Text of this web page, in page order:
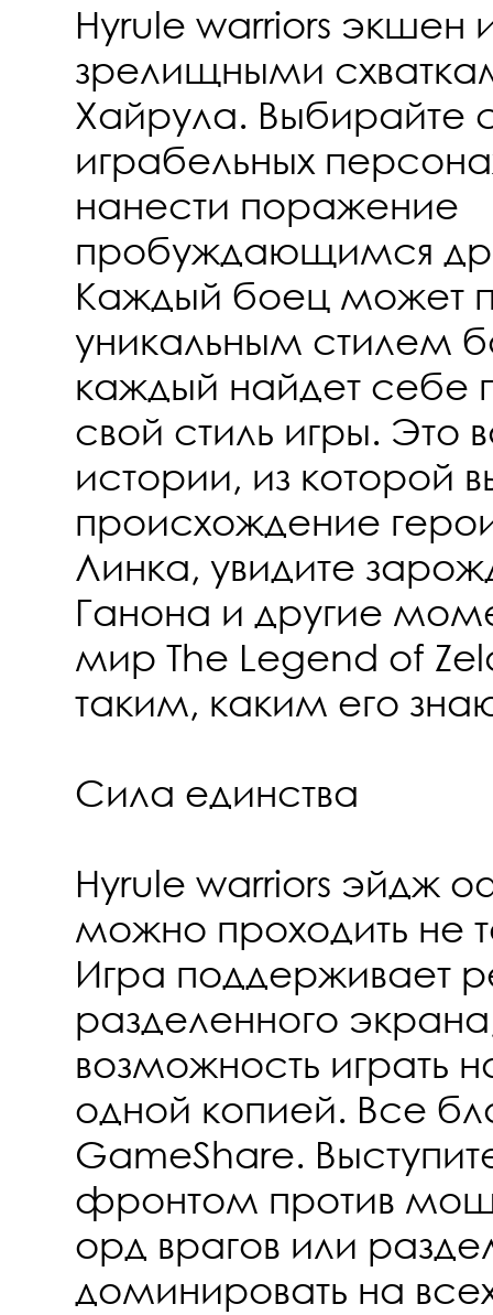
Hyrule warriors экшен
зрелищными
Хайрула. Выбирайте
играбельных
нанести поражение
пробуждающимся
Каждый боец может
уникальным стилем
каждый найдет себе
свой стиль игры. Это
истории, из которой
происхождение
Линка, увидите
Ганона и другие
мир The Legend of
таким, каким его
Сила единства
Hyrule warriors эйдж
можно проходить не
Игра поддерживает
разделенного
возможность играть
одной копией. Все
GameShare.
фронтом против
орд врагов или
доминировать на